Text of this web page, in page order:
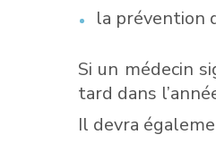
la prévention
Si un médecin
tard dans
Il devra